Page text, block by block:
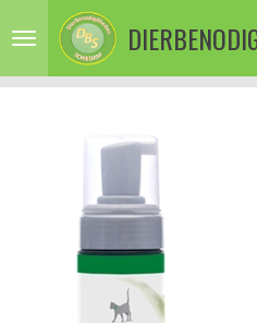
direct
de